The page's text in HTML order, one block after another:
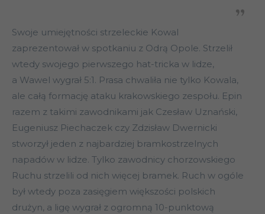
Swoje umiejętności strzeleckie Kowal
zaprezentował w spotkaniu z Odrą Opole. Strzelił
wtedy swojego pierwszego hat-tricka w lidze,
a Wawel wygrał 5:1. Prasa chwaliła nie tylko Kowala,
ale całą formację ataku krakowskiego zespołu. Epin
razem z takimi zawodnikami jak Czesław Uznański,
Eugeniusz Piechaczek czy Zdzisław Dwernicki
stworzył jeden z najbardziej bramkostrzelnych
napadów w lidze. Tylko zawodnicy chorzowskiego
Ruchu strzelili od nich więcej bramek. Ruch w ogóle
był wtedy poza zasięgiem większości polskich
drużyn, a ligę wygrał z ogromną 10-punktową